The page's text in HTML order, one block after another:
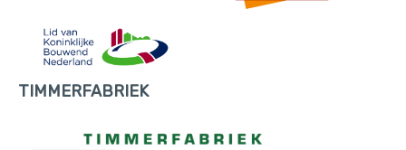
TIMMERFABRIEK